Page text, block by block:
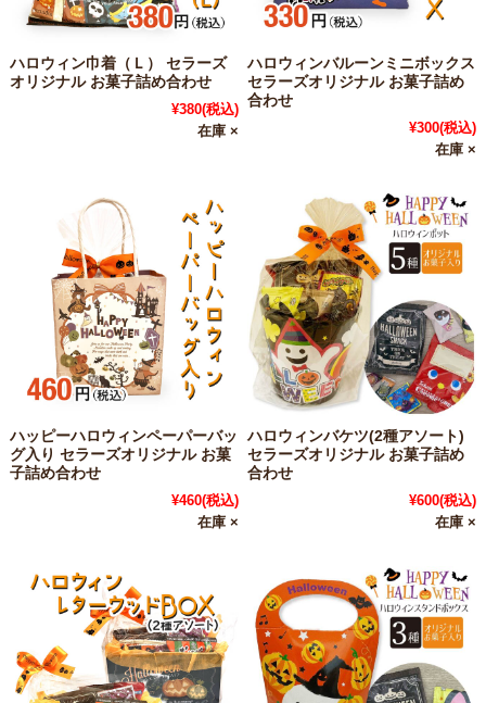
ハロウィン巾着（Ｌ） セラーズ
オリジナル お菓子詰め合わせ
¥380(税込)
在庫 ×
ハロウィンバルーンミニボックス
セラーズオリジナル お菓子詰め
合わせ
¥300(税込)
在庫 ×
ハッピーハロウィンペーパーバッ
グ入り セラーズオリジナル お菓
子詰め合わせ
¥460(税込)
在庫 ×
ハロウィンバケツ(2種アソート)
セラーズオリジナル お菓子詰め
合わせ
¥600(税込)
在庫 ×